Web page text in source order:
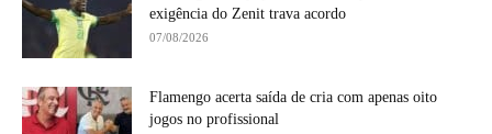
exigência do Zenit trava acordo
07/08/2026
Flamengo acerta saída de cria com apenas oito
jogos no profissional